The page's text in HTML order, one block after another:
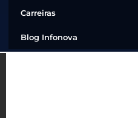
Carreiras
Blog Infonova